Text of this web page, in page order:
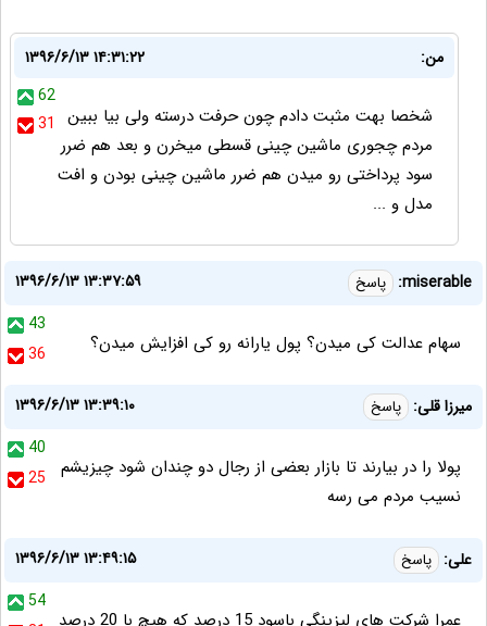
من:
۱۳۹۶/۶/۱۳ ۱۴:۳۱:۲۲
62
31
شخصا بهت مثبت دادم چون حرفت درسته ولی بیا ببین
مردم چجوری ماشین چینی قسطی میخرن و بعد هم ضرر
سود پرداختی رو میدن هم ضرر ماشین چینی بودن و افت
مدل و ...
miserable: پاسخ
۱۳۹۶/۶/۱۳ ۱۳:۳۷:۵۹
43
36
سهام عدالت کی میدن؟ پول یارانه رو کی افزایش میدن؟
میرزا قلی: پاسخ
۱۳۹۶/۶/۱۳ ۱۳:۳۹:۱۰
40
25
پولا را در بیارند تا بازار بعضی از رجال دو چندان شود چیزیشم
نسیب مردم می رسه
علی: پاسخ
۱۳۹۶/۶/۱۳ ۱۳:۴۹:۱۵
54
عمرا شرکت های لیزینگی باسود 15 درصد که هیچ با 20 درصد